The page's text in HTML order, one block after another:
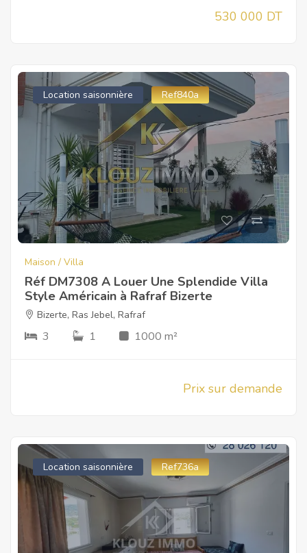
530 000 DT
Location saisonnière Ref840a
Maison / Villa
Réf DM7308 A Louer Une Splendide Villa
Style Américain à Rafraf Bizerte
Bizerte, Ras Jebel, Rafraf
3 1 1000 m²
Prix sur demande
Location saisonnière Ref736a